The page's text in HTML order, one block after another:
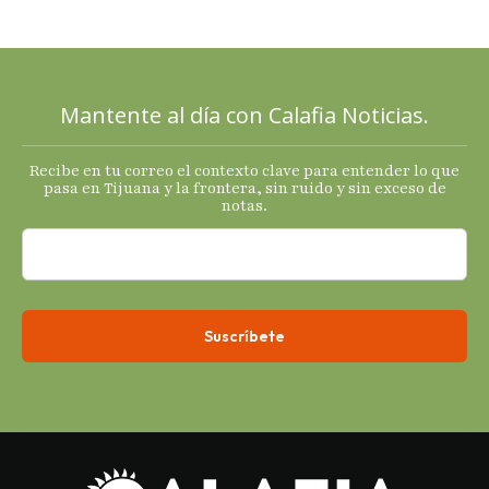
termómetro
s
económicos.
Mantente al día con Calafia Noticias.
Recibe en tu correo el contexto clave para entender lo que
pasa en Tijuana y la frontera, sin ruido y sin exceso de
notas.